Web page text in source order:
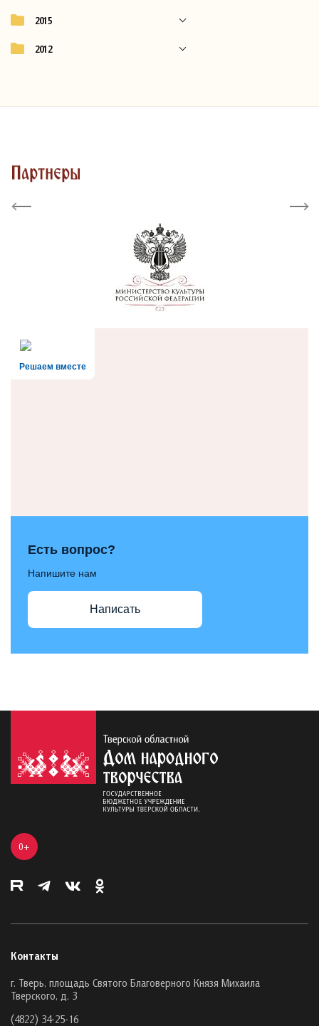
2015
2012
Партнеры
Previous Next
Решаем вместе
Есть вопрос?
Напишите нам
Написать
0+
Контакты
г. Тверь, площадь Святого Благоверного Князя Михаила
Тверского, д. 3
(4822) 34-25-16